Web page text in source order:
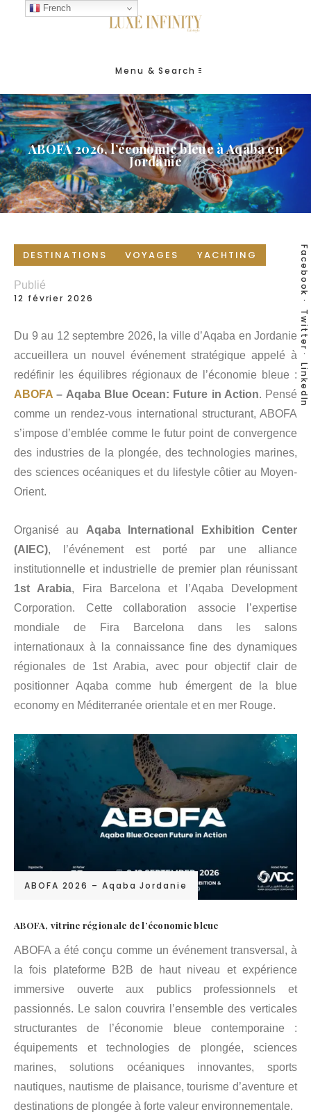
Menu & Search
ABOFA 2026, l’économie bleue à Aqaba en
Jordanie
Facebook
Twitter
LinkedIn
DESTINATIONS VOYAGES YACHTING
Publié
12 février 2026
Du 9 au 12 septembre 2026, la ville d’Aqaba en Jordanie
accueillera un nouvel événement stratégique appelé à
redéfinir les équilibres régionaux de l’économie bleue :
ABOFA – Aqaba Blue Ocean: Future in Action. Pensé
comme un rendez-vous international structurant, ABOFA
s’impose d’emblée comme le futur point de convergence
des industries de la plongée, des technologies marines,
des sciences océaniques et du lifestyle côtier au Moyen-
Orient.
Organisé au Aqaba International Exhibition Center
(AIEC), l’événement est porté par une alliance
institutionnelle et industrielle de premier plan réunissant
1st Arabia, Fira Barcelona et l’Aqaba Development
Corporation. Cette collaboration associe l’expertise
mondiale de Fira Barcelona dans les salons
internationaux à la connaissance fine des dynamiques
régionales de 1st Arabia, avec pour objectif clair de
positionner Aqaba comme hub émergent de la blue
economy en Méditerranée orientale et en mer Rouge.
ABOFA 2026 – Aqaba Jordanie
ABOFA, vitrine régionale de l’économie bleue
ABOFA a été conçu comme un événement transversal, à
la fois plateforme B2B de haut niveau et expérience
immersive ouverte aux publics professionnels et
passionnés. Le salon couvrira l’ensemble des verticales
structurantes de l’économie bleue contemporaine :
équipements et technologies de plongée, sciences
marines, solutions océaniques innovantes, sports
nautiques, nautisme de plaisance, tourisme d’aventure et
destinations de plongée à forte valeur environnementale.
French